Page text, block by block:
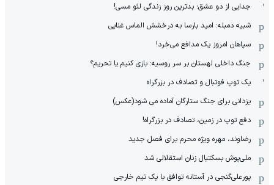
جدایی از دو عشق؛ بدترین روز زندگی لئو مسی!
شبیه دمبله: امید بارسا به درخشش الماس غنایی
سپاهان امروز یک مدافع می‌خرد!
جنگ داخلی لهستان بر سر روسیه: بازی کنیم یا تحریم؟
یک توپ فوتبال و تصادف در بزرگراه
یزدانی برای جنگ ستارگان آماده می شود(عکس)
دفع توپ در زمین، تصادف در بزرگراه!
رضاوند، مهره ویژه محرم برای فصل جدید
ملی‌پوش بسکتبال زنان استقلالی شد
پورعلی‌گنجی در آستانه توافق با یک تیم خارجی